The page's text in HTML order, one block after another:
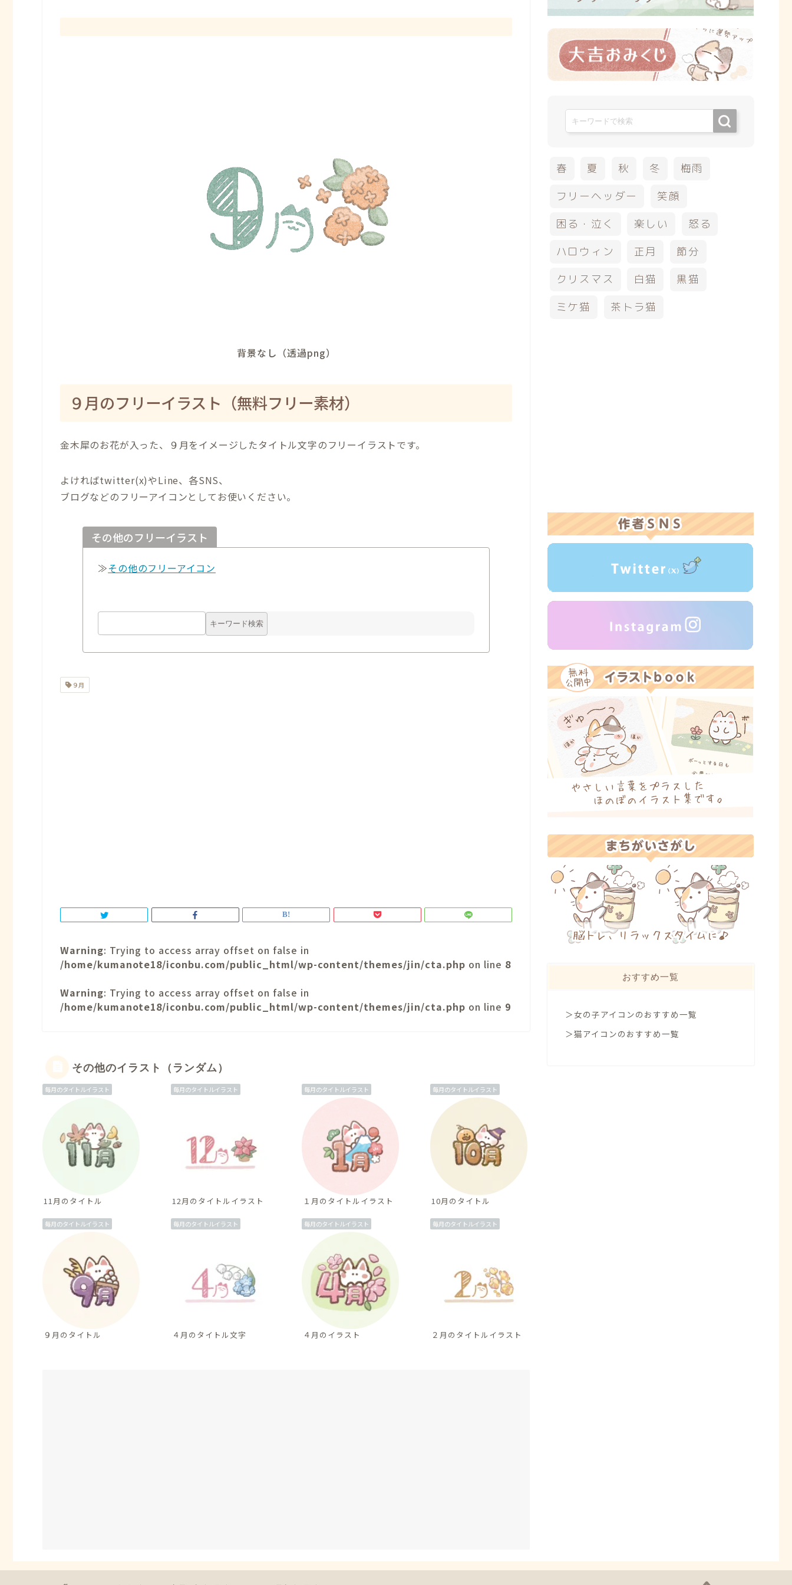
背景なし（透過png）
９月のフリーイラスト（無料フリー素材）
金木犀のお花が入った、９ 月をイメージしたタイトル文字のフリーイラストです。
よければtwitter(x)やLine、各SNS、
ブログなどのフリーアイコンとしてお使いください。
その他のフリーイラスト
≫その他のフリーアイコン
９月
Warning: Trying to access array offset on false in
/home/kumanote18/iconbu.com/public_html/wp-content/themes/jin/cta.php on line 8
Warning: Trying to access array offset on false in
/home/kumanote18/iconbu.com/public_html/wp-content/themes/jin/cta.php on line 9
その他のイラスト（ランダム）
毎月のタイトルイラスト
11月のタイトル
毎月のタイトルイラスト
12月のタイトルイラスト
毎月のタイトルイラスト
１月のタイトルイラスト
毎月のタイトルイラスト
10月のタイトル
毎月のタイトルイラスト
９月のタイトル
毎月のタイトルイラスト
４月のタイトル文字
毎月のタイトルイラスト
４月のイラスト
毎月のタイトルイラスト
２月のタイトルイラスト
春 夏 秋 冬
梅雨
フリーヘッダー
笑顔
困る・泣く
楽しい
怒る
ハロウィン
正月
節分
クリスマス
白猫
黒猫
ミケ猫
茶トラ猫
おすすめ一覧
＞女の子アイコンのおすすめ一覧
＞猫アイコンのおすすめ一覧